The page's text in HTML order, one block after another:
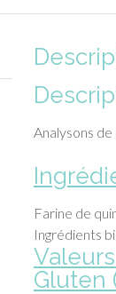
Analysons
Farine de
Ingrédients
Gluten